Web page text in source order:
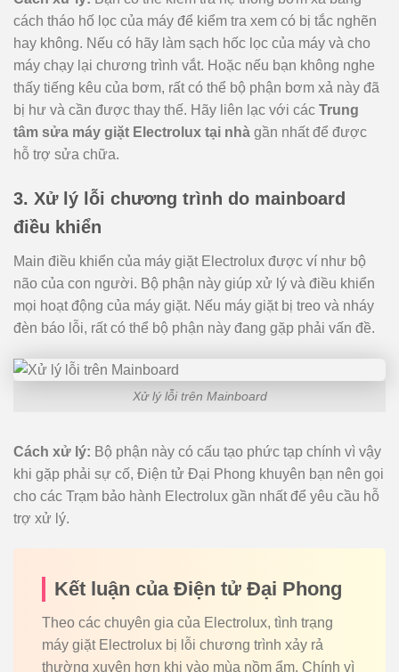
cách tháo hố lọc của máy để kiểm tra xem có bị tắc nghẽn
hay không. Nếu có hãy làm sạch hốc lọc của máy và cho
máy chạy lại chương trình vắt. Hoặc nếu bạn không nghe
thấy tiếng kêu của bơm, rất có thể bộ phận bơm xả này đã
bị hư và cần được thay thế. Hãy liên lạc với các Trung
tâm sửa máy giặt Electrolux tại nhà gần nhất để được
hỗ trợ sửa chữa.
3. Xử lý lỗi chương trình do mainboard
điều khiển
Main điều khiển của máy giặt Electrolux được ví như bộ
não của con người. Bộ phận này giúp xử lý và điều khiển
mọi hoạt động của máy giặt. Nếu máy giặt bị treo và nháy
đèn báo lỗi, rất có thể bộ phận này đang gặp phải vấn đề.
Xử lý lỗi trên Mainboard
Cách xử lý: Bộ phận này có cấu tạo phức tạp chính vì vậy
khi gặp phải sự cố, Điện tử Đại Phong khuyên bạn nên gọi
cho các Trạm bảo hành Electrolux gần nhất để yêu cầu hỗ
trợ xử lý.
Kết luận của Điện tử Đại Phong
Theo các chuyên gia của Electrolux, tình trạng
máy giặt Electrolux bị lỗi chương trình xảy rả
thường xuyên hơn khi vào mùa nồm ẩm. Chính vì